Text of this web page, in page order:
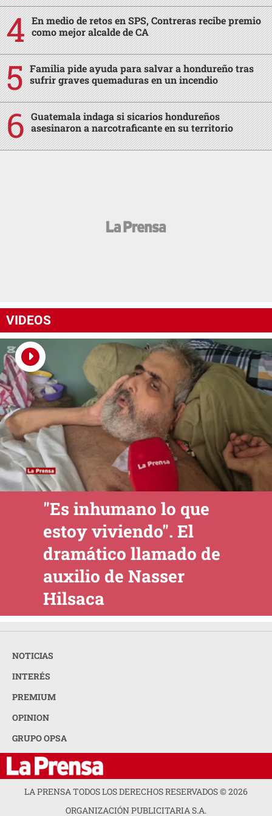
En medio de retos en SPS, Contreras recibe premio
como mejor alcalde de CA
Familia pide ayuda para salvar a hondureño tras
sufrir graves quemaduras en un incendio
Guatemala indaga si sicarios hondureños
asesinaron a narcotraficante en su territorio
VIDEOS
"Es inhumano lo que
estoy viviendo". El
dramático llamado de
auxilio de Nasser
Hilsaca
NOTICIAS
INTERÉS
PREMIUM
OPINION
GRUPO OPSA
LA PRENSA TODOS LOS DERECHOS RESERVADOS ©2026
ORGANIZACIÓN PUBLICITARIA S.A.